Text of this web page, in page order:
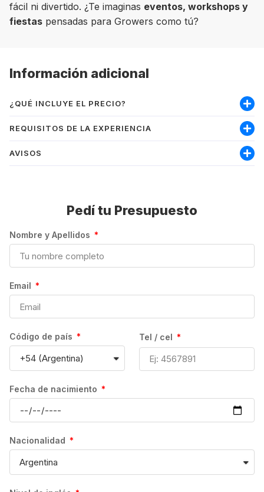
fácil ni divertido. ¿Te imaginas eventos, workshops y
fiestas pensadas para Growers como tú?
Información adicional
¿QUÉ INCLUYE EL PRECIO?
Incluye:
Seguro médico
REQUISITOS DE LA EXPERIENCIA
AVISOS
Los precios se muestran en la moneda local del
tipo de cambio vigente al momento de efectuar la
transferencia.
detalles como: la escuela, número de semanas y
extras finalmente contratados. También, puede
variar según la nacionalidad y el perfil del
estudiante.
Se detallará toda la información antes de
proceder con la reserva.
VACACIONES:
El número de días de vacaciones que tendrás va
a depender, en todo caso, de la escuela en
cuestión; así como del Departamento de
Pedí tu Presupuesto
Nombre y Apellidos
Email
Código de país Tel / cel
Fecha de nacimiento
Nacionalidad